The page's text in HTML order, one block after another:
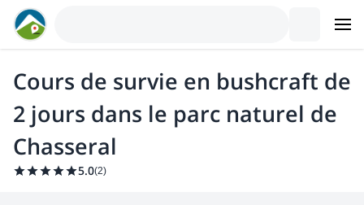
Cours de survie en bushcraft de
2 jours dans le parc naturel de
Chasseral
5.0(2)